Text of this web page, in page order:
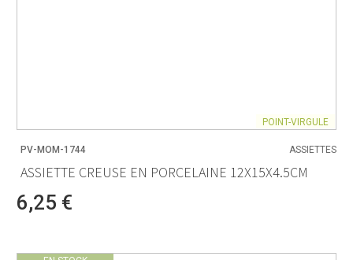
POINT-VIRGULE
PV-MOM-1744 ASSIETTES
ASSIETTE CREUSE EN PORCELAINE 12X15X4.5CM
6,25 €